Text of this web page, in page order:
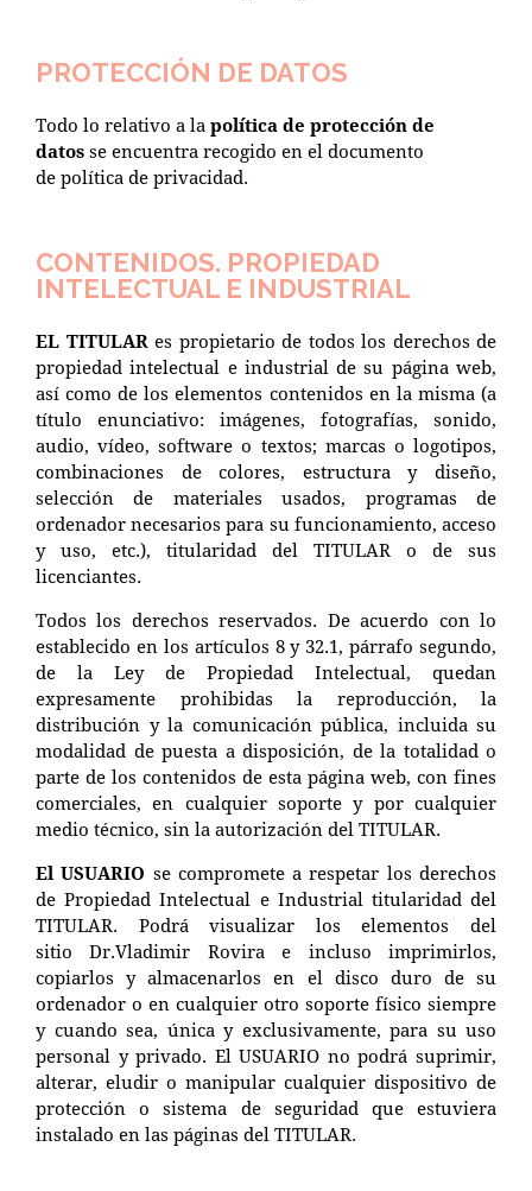
PROTECCIÓN DE DATOS
Todo lo relativo a la política de protección de
datos se encuentra recogido en el documento
de política de privacidad.
CONTENIDOS. PROPIEDAD
INTELECTUAL E INDUSTRIAL
EL TITULAR es propietario de todos los derechos de
propiedad intelectual e industrial de su página web,
así como de los elementos contenidos en la misma (a
título enunciativo: imágenes, fotografías, sonido,
audio, vídeo, software o textos; marcas o logotipos,
combinaciones de colores, estructura y diseño,
selección de materiales usados, programas de
ordenador necesarios para su funcionamiento, acceso
y uso, etc.), titularidad del TITULAR o de sus
licenciantes.
Todos los derechos reservados. De acuerdo con lo
establecido en los artículos 8 y 32.1, párrafo segundo,
de la Ley de Propiedad Intelectual, quedan
expresamente prohibidas la reproducción, la
distribución y la comunicación pública, incluida su
modalidad de puesta a disposición, de la totalidad o
parte de los contenidos de esta página web, con fines
comerciales, en cualquier soporte y por cualquier
medio técnico, sin la autorización del TITULAR.
El USUARIO se compromete a respetar los derechos
de Propiedad Intelectual e Industrial titularidad del
TITULAR. Podrá visualizar los elementos del
sitio Dr.Vladimir Rovira e incluso imprimirlos,
copiarlos y almacenarlos en el disco duro de su
ordenador o en cualquier otro soporte físico siempre
y cuando sea, única y exclusivamente, para su uso
personal y privado. El USUARIO no podrá suprimir,
alterar, eludir o manipular cualquier dispositivo de
protección o sistema de seguridad que estuviera
instalado en las páginas del TITULAR.